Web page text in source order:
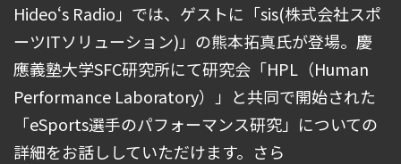
Hideo‘s Radio」では、ゲストに「sis(株式会社スポ
ーツITソリューション)」の熊本拓真氏が登場。慶
應義塾大学SFC研究所にて研究会「HPL（Human
Performance Laboratory）」と共同で開始された
「eSports選手のパフォーマンス研究」についての
詳細をお話ししていただけます。さら